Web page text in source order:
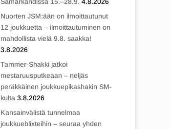
Nuorten JSM:ään on ilmoittautunut
12 joukkuetta – ilmoittautuminen on
mahdollista vielä 9.8. saakka!
3.8.2026
Tammer-Shakki jatkoi
mestaruusputkeaan – neljäs
peräkkäinen joukkuepikashakin SM-
kulta 3.8.2026
Kansainvälistä tunnelmaa
joukkueblixteihin – seuraa yhden